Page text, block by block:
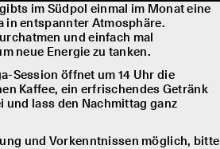
im Südpol einmal im Monat eine
in entspannter Atmosphäre.
und einfach mal
neue Energie zu tanken.
Session öffnet um 14 Uhr die
Kaffee, ein erfrischendes Getränk
und lass den Nachmittag ganz
und Vorkenntnissen möglich, bitte